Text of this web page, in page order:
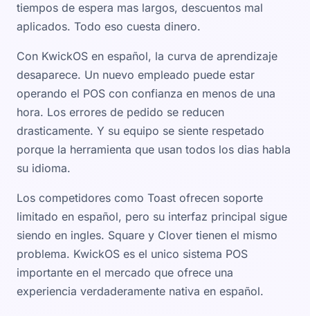
tiempos de espera mas largos, descuentos mal
aplicados. Todo eso cuesta dinero.
Con KwickOS en español, la curva de aprendizaje
desaparece. Un nuevo empleado puede estar
operando el POS con confianza en menos de una
hora. Los errores de pedido se reducen
drasticamente. Y su equipo se siente respetado
porque la herramienta que usan todos los dias habla
su idioma.
Los competidores como Toast ofrecen soporte
limitado en español, pero su interfaz principal sigue
siendo en ingles. Square y Clover tienen el mismo
problema. KwickOS es el unico sistema POS
importante en el mercado que ofrece una
experiencia verdaderamente nativa en español.